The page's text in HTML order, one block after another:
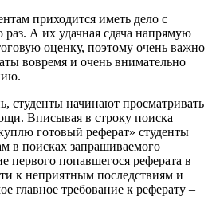
приходится иметь дело с
раз. А их удачная сдача напрямую
оценку, поэтому очень важно
вовремя и очень внимательно
студенты начинают просматривать
Вписывая в строку поиска
готовый реферат» студенты
в поисках запрашиваемого
первого попавшегося реферата в
к неприятным последствиям и
главное требование к реферату –